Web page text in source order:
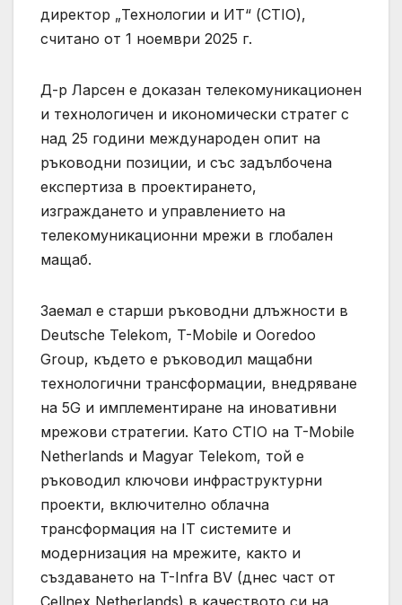
директор „Технологии и ИТ“ (CTIO),
считано от 1 ноември 2025 г.
Д-р Ларсен е доказан телекомуникационен
и технологичен и икономически стратег с
над 25 години международен опит на
ръководни позиции, и със задълбочена
експертиза в проектирането,
изграждането и управлението на
телекомуникационни мрежи в глобален
мащаб.
Заемал е старши ръководни длъжности в
Deutsche Telekom, T-Mobile и Ooredoo
Group, където е ръководил мащабни
технологични трансформации, внедряване
на 5G и имплементиране на иновативни
мрежови стратегии. Като CTIO на T-Mobile
Netherlands и Magyar Telekom, той е
ръководил ключови инфраструктурни
проекти, включително облачна
трансформация на IT системите и
модернизация на мрежите, както и
създаването на T-Infra BV (днес част от
Cellnex Netherlands) в качеството си на